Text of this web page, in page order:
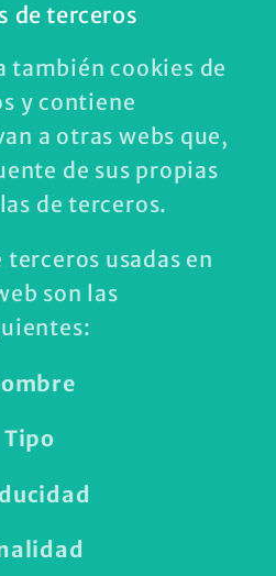
de terceros
también cookies de
y contiene
a otras webs que,
de sus propias
de terceros.
terceros usadas en
son las
Tipo